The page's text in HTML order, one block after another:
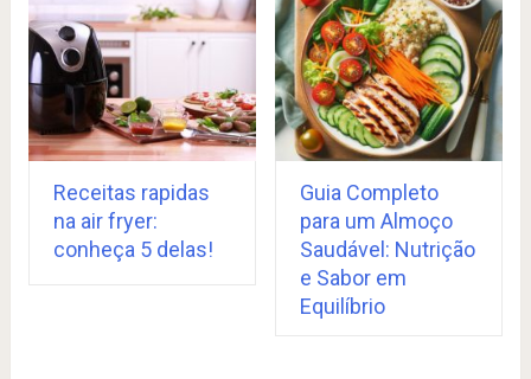
Receitas rapidas
na air fryer:
conheça 5 delas!
Guia Completo
para um Almoço
Saudável: Nutrição
e Sabor em
Equilíbrio